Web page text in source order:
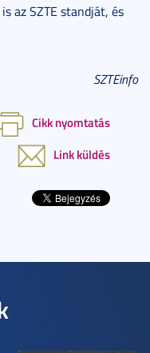
az SZTE standját, és
SZTEinfo
Cikk nyomtatás
Link küldés